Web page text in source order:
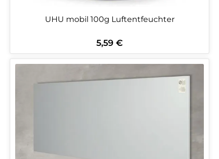
UHU mobil 100g Luftentfeuchter
Regulärer Preis:
5,59 €